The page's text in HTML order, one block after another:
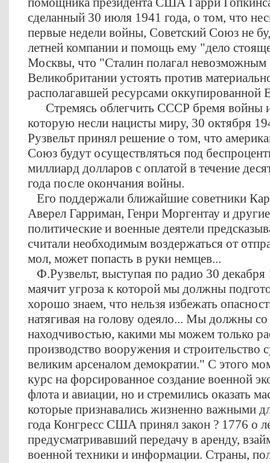
сделанный 30 июля 1941 года, о том, что
первые недели войны, Советский Союз не
летней компании и помощь ему "дело
Москвы, что "Сталин полагал
Великобритании устоять против
располагавшей ресурсами оккупированной
Стремясь облегчить СССР бремя войны
которую несли нацисты миру, 30 октября
Рузвельт принял решение о том, что
Союз будут осуществляться под
миллиард долларов с оплатой в течение
года после окончания войны.
Его поддержали ближайшие советники
Аверел Гарриман, Генри Моргентау и
политические и военные деятели
считали необходимым воздержаться от
мол, может попасть в руки немцев...
Ф.Рузвельт, выступая по радио 30 декабря
маячит угроза к которой мы должны
хорошо знаем, что нельзя избежать
натягивая на голову одеяло... Мы должны со
находчивостью, какими мы можем только
производство вооружения и
великим арсеналом демократии." С этого
курс на форсированное создание военной
флота и авиации, но и стремились оказать
которые признавались жизненно важными
года Конгресс США принял закон ? 1776 о
предусматривавший передачу в аренду,
военной техники и информации. Страны,